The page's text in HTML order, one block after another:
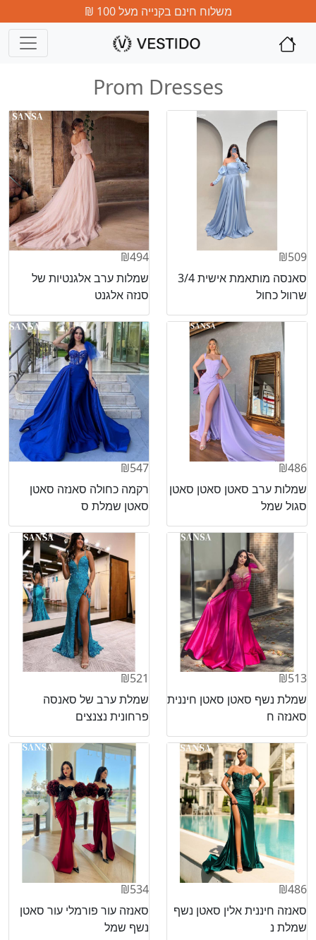
משלוח חינם בקנייה מעל 100 ₪
Prom Dresses
₪509
סאנסה מותאמת אישית 3/4
שרוול כחול
₪494
שמלות ערב אלגנטיות של
סנזה אלגנט
₪486
שמלות ערב סאטן סאטן סאטן
סגול שמל
₪547
רקמה כחולה סאנזה סאטן
סאטן שמלת ס
₪513
שמלת נשף סאטן סאטן חיננית
סאנזה ח
₪521
שמלת ערב של סאנסה
פרחונית נצנצים
₪486
סאנזה חיננית אלין סאטן נשף
שמלת נ
₪534
סאנזה עור פורמלי עור סאטן
נשף שמל